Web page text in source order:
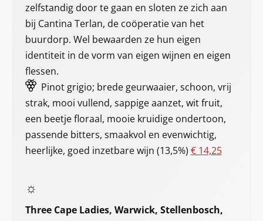
zelfstandig door te gaan en sloten ze zich aan
bij Cantina Terlan, de coöperatie van het
buurdorp. Wel bewaarden ze hun eigen
identiteit in de vorm van eigen wijnen en eigen
flessen.
Pinot grigio; brede geurwaaier, schoon, vrij
strak, mooi vullend, sappige aanzet, wit fruit,
een beetje floraal, mooie kruidige ondertoon,
passende bitters, smaakvol en evenwichtig,
heerlijke, goed inzetbare wijn (13,5%) € 14,25
☼
Three Cape Ladies, Warwick, Stellenbosch,